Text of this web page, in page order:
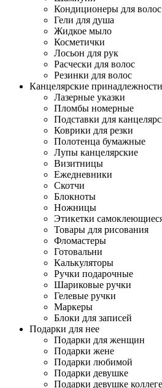
Кондиционеры для волос
Гели для душа
Жидкое мыло
Косметички
Лосьон для рук
Расчески для волос
Резинки для волос
Канцелярские принадлежности
Лазерные указки
Пломбы номерные
Подставки для
Коврики для резки
Полотенца бумажные
Лупы канцелярские
Визитницы
Ежедневники
Скотчи
Блокноты
Ножницы
Этикетки
Товары для рисования
Фломастеры
Готовальни
Калькуляторы
Ручки подарочные
Шариковые ручки
Гелевые ручки
Маркеры
Блоки для записей
Подарки для нее
Подарки для женщин
Подарки жене
Подарки любимой
Подарки девушке
Подарки девушке коллеге